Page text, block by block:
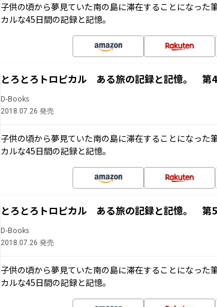
子供の頃から夢見ていた南の島に滞在することになった
カルな45日間の記録と記憶。
とろとろトロピカル ある旅の記録と記憶。 第
D-Books
2018.07.26 発売
子供の頃から夢見ていた南の島に滞在することになった
カルな45日間の記録と記憶。
とろとろトロピカル ある旅の記録と記憶。 第
D-Books
2018.07.26 発売
子供の頃から夢見ていた南の島に滞在することになった
カルな45日間の記録と記憶。